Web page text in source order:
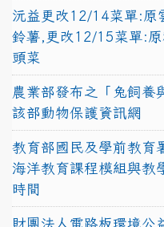
沅益更改12/14菜單:原
鈴薯,更改12/15菜單:
頭菜
農業部發布之「兔飼養
該部動物保護資訊網
教育部國民及學前教育
海洋教育課程模組與教
時間
財團法人電路板環境公